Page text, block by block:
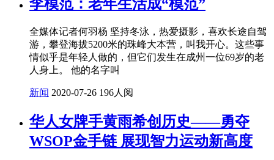
李模范：老年生活成“模范”
全媒体记者何羽杨 坚持冬泳，热爱摄影，喜欢长途自驾
游，攀登海拔5200米的珠峰大本营，叫我开心。这些事
情似乎是年轻人做的，但它们发生在成州一位69岁的老
人身上。 他的名字叫
新闻 2020-07-26 196人阅
华人女牌手黄雨希创历史——勇夺
WSOP金手链 展现智力运动新高度